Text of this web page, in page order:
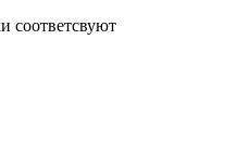
соответсвуют